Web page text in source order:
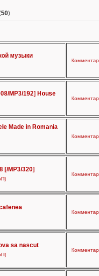
50)
музыки
MP3/192] House
Made in Romania
[/MP3/320]
sa nascut